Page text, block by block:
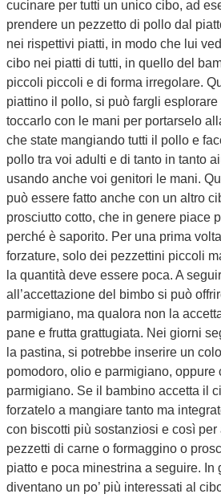
cucinare per tutti un unico cibo, ad
prendere un pezzetto di pollo dal
nei rispettivi piatti, in modo che lui
cibo nei piatti di tutti, in quello del
piccoli piccoli e di forma irregolare.
piattino il pollo, si può fargli
toccarlo con le mani per portarselo
che state mangiando tutti il pollo e
pollo tra voi adulti e di tanto in tanto
usando anche voi genitori le mani.
può essere fatto anche con un altro
prosciutto cotto, che in genere piace
perché è saporito. Per una prima
forzature, solo dei pezzettini piccoli
la quantità deve essere poca. A
all’accettazione del bimbo si può
parmigiano, ma qualora non la
pane e frutta grattugiata. Nei giorni
la pastina, si potrebbe inserire un
pomodoro, olio e parmigiano, oppure
parmigiano. Se il bambino accetta il
forzatelo a mangiare tanto ma
con biscotti più sostanziosi e così
pezzetti di carne o formaggino o
piatto e poca minestrina a seguire. In
diventano un po’ più interessati al